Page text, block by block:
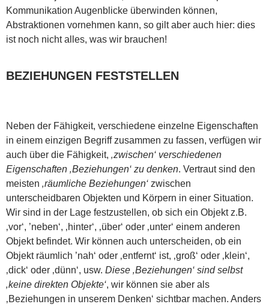
Kommunikation Augenblicke überwinden können,
Abstraktionen vornehmen kann, so gilt aber auch hier: dies
ist noch nicht alles, was wir brauchen!
BEZIEHUNGEN FESTSTELLEN
Neben der Fähigkeit, verschiedene einzelne Eigenschaften
in einem einzigen Begriff zusammen zu fassen, verfügen wir
auch über die Fähigkeit, ‚zwischen‘ verschiedenen
Eigenschaften ‚Beziehungen‘ zu denken. Vertraut sind den
meisten ‚räumliche Beziehungen‘ zwischen
unterscheidbaren Objekten und Körpern in einer Situation.
Wir sind in der Lage festzustellen, ob sich ein Objekt z.B.
‚vor‘, ’neben‘, ‚hinter‘, ‚über‘ oder ‚unter‘ einem anderen
Objekt befindet. Wir können auch unterscheiden, ob ein
Objekt räumlich ’nah‘ oder ‚entfernt‘ ist, ‚groß‘ oder ‚klein‘,
‚dick‘ oder ‚dünn‘, usw. Diese ‚Beziehungen‘ sind selbst
‚keine direkten Objekte‘, wir können sie aber als
‚Beziehungen in unserem Denken‘ sichtbar machen. Anders